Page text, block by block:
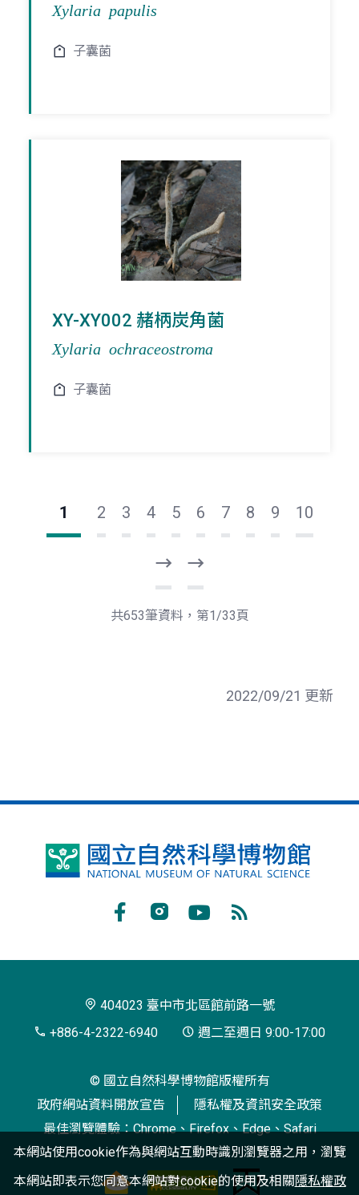
Xylaria papulis
子囊菌
XY-XY002 赭柄炭角菌
Xylaria ochraceostroma
子囊菌
1 2 3 4 5 6 7 8 9 10
一
頁
後
一
共653筆資料，第1/33頁
2022/09/21 更新
國
博
閱
404023 臺中市北區館前路一號
+886-4-2322-6940
週二至週日 9:00-17:00
© 國立自然科學博物館版權所有
政府網站資料開放宣告
隱私權及資訊安全政策
最佳瀏覽體驗：Chrome、Firefox、Edge、Safari
本網站使用cookie作為與網站互動時識別瀏覽器之用，瀏覽
本網站即表示您同意本網站對cookie的使用及相關隱私權政